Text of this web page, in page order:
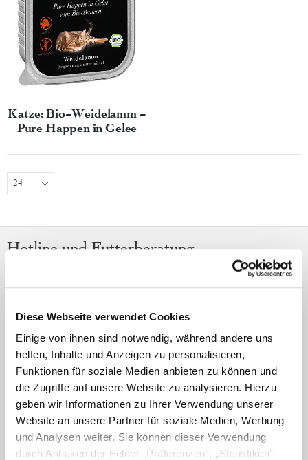
Diese Webseite verwendet Cookies
Einige von ihnen sind notwendig, während andere uns
helfen, Inhalte und Anzeigen zu personalisieren,
Funktionen für soziale Medien anbieten zu können und
die Zugriffe auf unsere Website zu analysieren. Hierzu
geben wir Informationen zu Ihrer Verwendung unserer
Website an unsere Partner für soziale Medien, Werbung
und Analysen weiter. Sie können dieser Verwendung
durch Anhaken der Felder „Präferenzen“, „Statistiken“
Katze: Bio-Weidelamm -
Pure Happen in Gelee
Hotline und Futterberatung
service@defu.de
Vertrag widerrufen
Über uns
defu Bio-Bauern
Qualität / Zertifizierung